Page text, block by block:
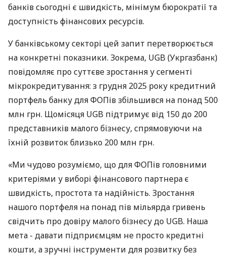
банків сьогодні є швидкість, мінімум бюрократії та
доступність фінансових ресурсів.
У банківському секторі цей запит перетворюється
на конкретні показники. Зокрема, UGB (Укргазбанк)
повідомляє про суттєве зростання у сегменті
мікрокредитування: з грудня 2025 року кредитний
портфель банку для ФОПів збільшився на понад 500
млн грн. Щомісяця UGB підтримує від 150 до 200
представників малого бізнесу, спрямовуючи на
їхній розвиток близько 200 млн грн.
«Ми чудово розуміємо, що для ФОПів головними
критеріями у виборі фінансового партнера є
швидкість, простота та надійність. Зростання
нашого портфеля на понад пів мільярда гривень
свідчить про довіру малого бізнесу до UGB. Наша
мета - давати підприємцям не просто кредитні
кошти, а зручні інструменти для розвитку без